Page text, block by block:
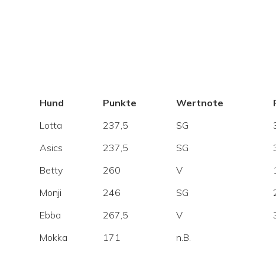
Hund Punkte Wertnote
Lotta 237,5 SG
Asics 237,5 SG
Betty 260 V
Monji 246 SG
Ebba 267,5 V
Mokka 171 n.B.